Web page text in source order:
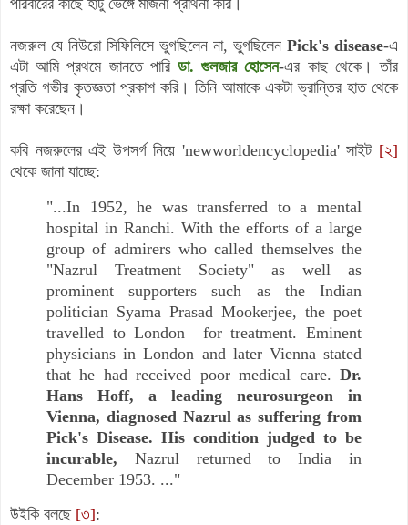
নজরুল যে নিউরো সিফিলিসে ভুগছিলেন না, ভুগছিলেন Pick's disease-এ
এটা আমি প্রথমে জানতে পারি ডা. গুলজার হোসেন-এর কাছ থেকে। তাঁর
প্রতি গভীর কৃতজ্ঞতা প্রকাশ করি। তিনি আমাকে একটা ভ্রান্তির হাত থেকে
রক্ষা করেছেন।
কবি নজরুলের এই উপসর্গ নিয়ে 'newworldencyclopedia' সাইট [২]
থেকে জানা যাচ্ছে:
"...In 1952, he was transferred to a mental
hospital in Ranchi. With the efforts of a large
group of admirers who called themselves the
"Nazrul Treatment Society" as well as
prominent supporters such as the Indian
politician Syama Prasad Mookerjee, the poet
travelled to London for treatment. Eminent
physicians in London and later Vienna stated
that he had received poor medical care. Dr.
Hans Hoff, a leading neurosurgeon in
Vienna, diagnosed Nazrul as suffering from
Pick's Disease. His condition judged to be
incurable, Nazrul returned to India in
December 1953. ..."
উইকি বলছে [৩]: